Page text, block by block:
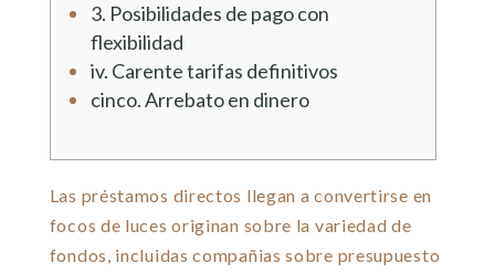
3. Posibilidades de pago con
flexibilidad
iv. Carente tarifas definitivos
cinco. Arrebato en dinero
Las préstamos directos llegan a convertirse en
focos de luces originan sobre la variedad de
fondos, incluidas compañias sobre presupuesto